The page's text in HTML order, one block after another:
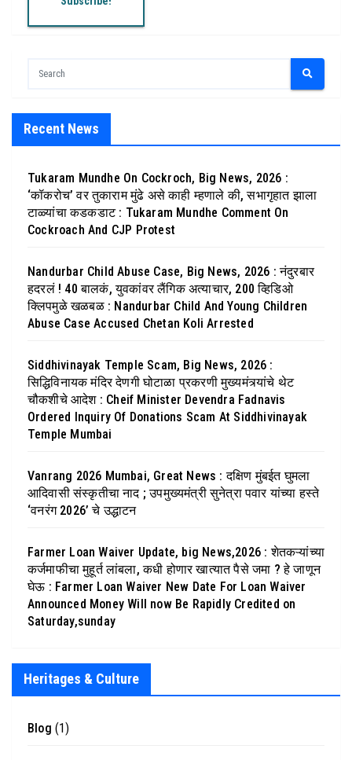
Recent News
Tukaram Mundhe On Cockroch, Big News, 2026 :
‘कॉकरोच’ वर तुकाराम मुंढे असे काही म्हणाले की, सभागृहात झाला
टाळ्यांचा कडकडाट : Tukaram Mundhe Comment On
Cockroach And CJP Protest
Nandurbar Child Abuse Case, Big News, 2026 : नंदुरबार
हदरलं ! 40 बालकं, युवकांवर लैंगिक अत्याचार, 200 व्हिडिओ
क्लिपमुळे खळबळ : Nandurbar Child And Young Children
Abuse Case Accused Chetan Koli Arrested
Siddhivinayak Temple Scam, Big News, 2026 :
सिद्धिविनायक मंदिर देणगी घोटाळा प्रकरणी मुख्यमंत्र्यांचे थेट
चौकशीचे आदेश : Cheif Minister Devendra Fadnavis
Ordered Inquiry Of Donations Scam At Siddhivinayak
Temple Mumbai
Vanrang 2026 Mumbai, Great News : दक्षिण मुंबईत घुमला
आदिवासी संस्कृतीचा नाद ; उपमुख्यमंत्री सुनेत्रा पवार यांच्या हस्ते
‘वनरंग 2026’ चे उद्धाटन
Farmer Loan Waiver Update, big News,2026 : शेतकऱ्यांच्या
कर्जमाफीचा मुहूर्त लांबला, कधी होणार खात्यात पैसे जमा ? हे जाणून
घेऊ : Farmer Loan Waiver New Date For Loan Waiver
Announced Money Will now Be Rapidly Credited on
Saturday,sunday
Heritages & Culture
Blog (1)